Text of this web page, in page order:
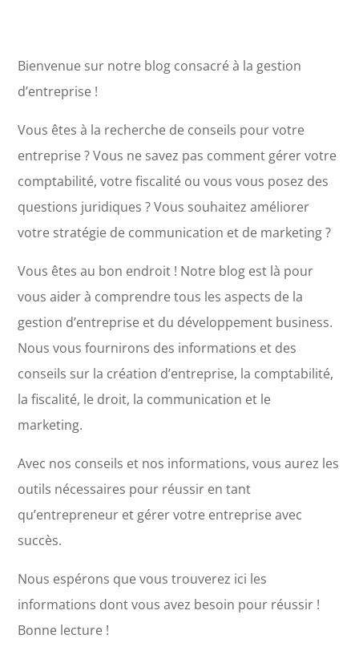
Bienvenue sur notre blog consacré à la gestion
d’entreprise !
Vous êtes à la recherche de conseils pour votre
entreprise ? Vous ne savez pas comment gérer votre
comptabilité, votre fiscalité ou vous vous posez des
questions juridiques ? Vous souhaitez améliorer
votre stratégie de communication et de marketing ?
Vous êtes au bon endroit ! Notre blog est là pour
vous aider à comprendre tous les aspects de la
gestion d’entreprise et du développement business.
Nous vous fournirons des informations et des
conseils sur la création d’entreprise, la comptabilité,
la fiscalité, le droit, la communication et le
marketing.
Avec nos conseils et nos informations, vous aurez les
outils nécessaires pour réussir en tant
qu’entrepreneur et gérer votre entreprise avec
succès.
Nous espérons que vous trouverez ici les
informations dont vous avez besoin pour réussir !
Bonne lecture !